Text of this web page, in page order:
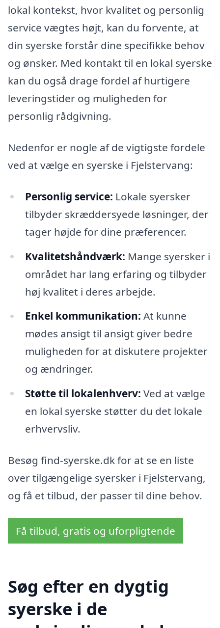
lokal kontekst, hvor kvalitet og personlig
service vægtes højt, kan du forvente, at
din syerske forstår dine specifikke behov
og ønsker. Med kontakt til en lokal syerske
kan du også drage fordel af hurtigere
leveringstider og muligheden for
personlig rådgivning.
Nedenfor er nogle af de vigtigste fordele
ved at vælge en syerske i Fjelstervang:
Personlig service: Lokale syersker
tilbyder skræddersyede løsninger, der
tager højde for dine præferencer.
Kvalitetshåndværk: Mange syersker i
området har lang erfaring og tilbyder
høj kvalitet i deres arbejde.
Enkel kommunikation: At kunne
mødes ansigt til ansigt giver bedre
muligheden for at diskutere projekter
og ændringer.
Støtte til lokalenhverv: Ved at vælge
en lokal syerske støtter du det lokale
erhvervsliv.
Besøg find-syerske.dk for at se en liste
over tilgængelige syersker i Fjelstervang,
og få et tilbud, der passer til dine behov.
Få tilbud, gratis og uforpligtende
Søg efter en dygtig
syerske i de